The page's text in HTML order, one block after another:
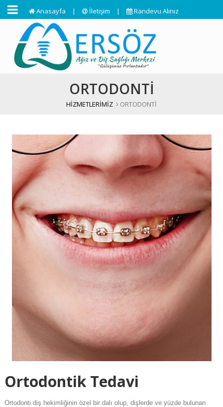
Anasayfa | İletişim | Randevu Alınız
ORTODONTİ
HİZMETLERİMİZ ORTODONTİ
Ortodontik Tedavi
Ortodonti diş hekimliğinin özel bir dalı olup, dişlerde ve yüzde bulunan